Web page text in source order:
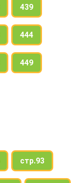
439
444
449
стр.93